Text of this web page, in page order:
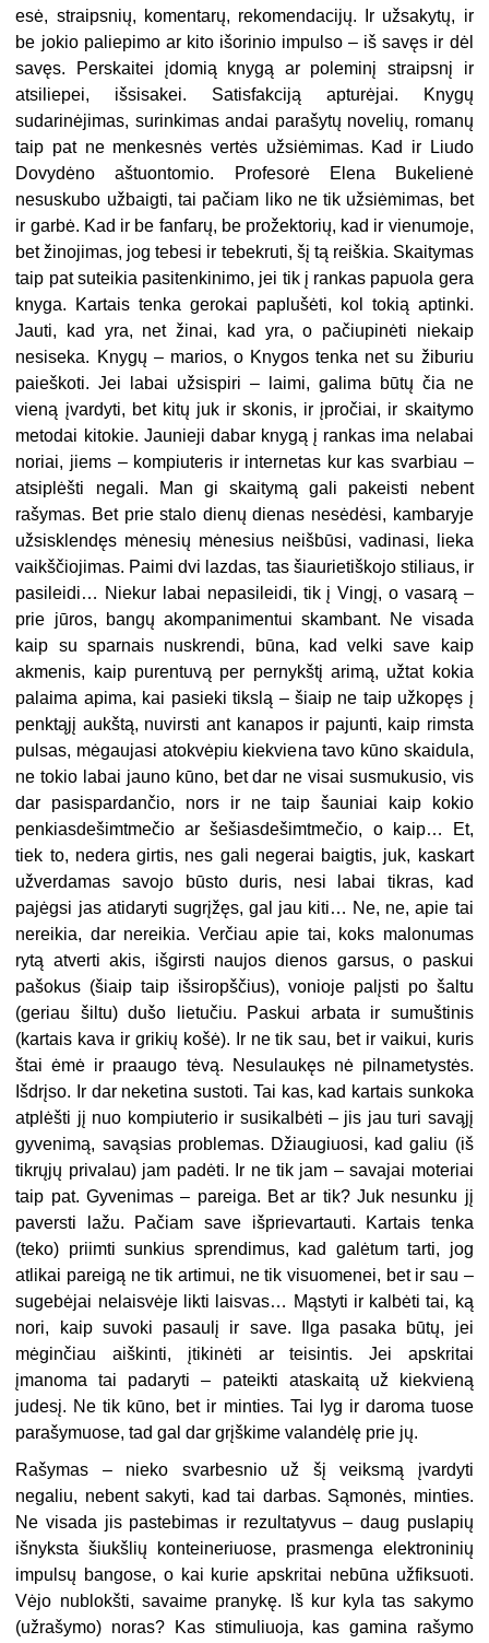
esė, straipsnių, komentarų, rekomendacijų. Ir užsakytų, ir
be jokio paliepimo ar kito išorinio impulso – iš savęs ir dėl
savęs. Perskaitei įdomią knygą ar poleminį straipsnį ir
atsiliepei, išsisakei. Satisfakciją apturėjai. Knygų
sudarinėjimas, surinkimas andai parašytų novelių, romanų
taip pat ne menkesnės vertės užsiėmimas. Kad ir Liudo
Dovydėno aštuontomio. Profesorė Elena Bukelienė
nesuskubo užbaigti, tai pačiam liko ne tik užsiėmimas, bet
ir garbė. Kad ir be fanfarų, be prožektorių, kad ir vienumoje,
bet žinojimas, jog tebesi ir tebekruti, šį tą reiškia. Skaitymas
taip pat suteikia pasitenkinimo, jei tik į rankas papuola gera
knyga. Kartais tenka gerokai paplušėti, kol tokią aptinki.
Jauti, kad yra, net žinai, kad yra, o pačiupinėti niekaip
nesiseka. Knygų – marios, o Knygos tenka net su žiburiu
paieškoti. Jei labai užsispiri – laimi, galima būtų čia ne
vieną įvardyti, bet kitų juk ir skonis, ir įpročiai, ir skaitymo
metodai kitokie. Jaunieji dabar knygą į rankas ima nelabai
noriai, jiems – kompiuteris ir internetas kur kas svarbiau –
atsiplėšti negali. Man gi skaitymą gali pakeisti nebent
rašymas. Bet prie stalo dienų dienas nesėdėsi, kambaryje
užsisklendęs mėnesių mėnesius neišbūsi, vadinasi, lieka
vaikščiojimas. Paimi dvi lazdas, tas šiaurietiškojo stiliaus, ir
pasileidi… Niekur labai nepasileidi, tik į Vingį, o vasarą –
prie jūros, bangų akompanimentui skambant. Ne visada
kaip su sparnais nuskrendi, būna, kad velki save kaip
akmenis, kaip purentuvą per pernykštį arimą, užtat kokia
palaima apima, kai pasieki tikslą – šiaip ne taip užkopęs į
penktąjį aukštą, nuvirsti ant kanapos ir pajunti, kaip rimsta
pulsas, mėgaujasi atokvėpiu kiekviena tavo kūno skaidula,
ne tokio labai jauno kūno, bet dar ne visai susmukusio, vis
dar pasispardančio, nors ir ne taip šauniai kaip kokio
penkiasdešimtmečio ar šešiasdešimtmečio, o kaip… Et,
tiek to, nedera girtis, nes gali negerai baigtis, juk, kaskart
užverdamas savojo būsto duris, nesi labai tikras, kad
pajėgsi jas atidaryti sugrįžęs, gal jau kiti… Ne, ne, apie tai
nereikia, dar nereikia. Verčiau apie tai, koks malonumas
rytą atverti akis, išgirsti naujos dienos garsus, o paskui
pašokus (šiaip taip išsiropščius), vonioje palįsti po šaltu
(geriau šiltu) dušo lietučiu. Paskui arbata ir sumuštinis
(kartais kava ir grikių košė). Ir ne tik sau, bet ir vaikui, kuris
štai ėmė ir praaugo tėvą. Nesulaukęs nė pilnametystės.
Išdrįso. Ir dar neketina sustoti. Tai kas, kad kartais sunkoka
atplėšti jį nuo kompiuterio ir susikalbėti – jis jau turi savąjį
gyvenimą, savąsias problemas. Džiaugiuosi, kad galiu (iš
tikrųjų privalau) jam padėti. Ir ne tik jam – savajai moteriai
taip pat. Gyvenimas – pareiga. Bet ar tik? Juk nesunku jį
paversti lažu. Pačiam save išprievartauti. Kartais tenka
(teko) priimti sunkius sprendimus, kad galėtum tarti, jog
atlikai pareigą ne tik artimui, ne tik visuomenei, bet ir sau –
sugebėjai nelaisvėje likti laisvas… Mąstyti ir kalbėti tai, ką
nori, kaip suvoki pasaulį ir save. Ilga pasaka būtų, jei
mėginčiau aiškinti, įtikinėti ar teisintis. Jei apskritai
įmanoma tai padaryti – pateikti ataskaitą už kiekvieną
judesį. Ne tik kūno, bet ir minties. Tai lyg ir daroma tuose
parašymuose, tad gal dar grįškime valandėlę prie jų.
Rašymas – nieko svarbesnio už šį veiksmą įvardyti
negaliu, nebent sakyti, kad tai darbas. Sąmonės, minties.
Ne visada jis pastebimas ir rezultatyvus – daug puslapių
išnyksta šiukšlių konteineriuose, prasmenga elektroninių
impulsų bangose, o kai kurie apskritai nebūna užfiksuoti.
Vėjo nublokšti, savaime pranykę. Iš kur kyla tas sakymo
(užrašymo) noras? Kas stimuliuoja, kas gamina rašymo